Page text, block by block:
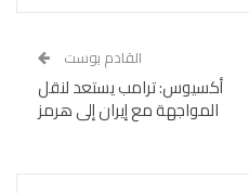
القادم بوست
أكسيوس: ترامب يستعد لنقل
المواجهة مع إيران إلى هرمز